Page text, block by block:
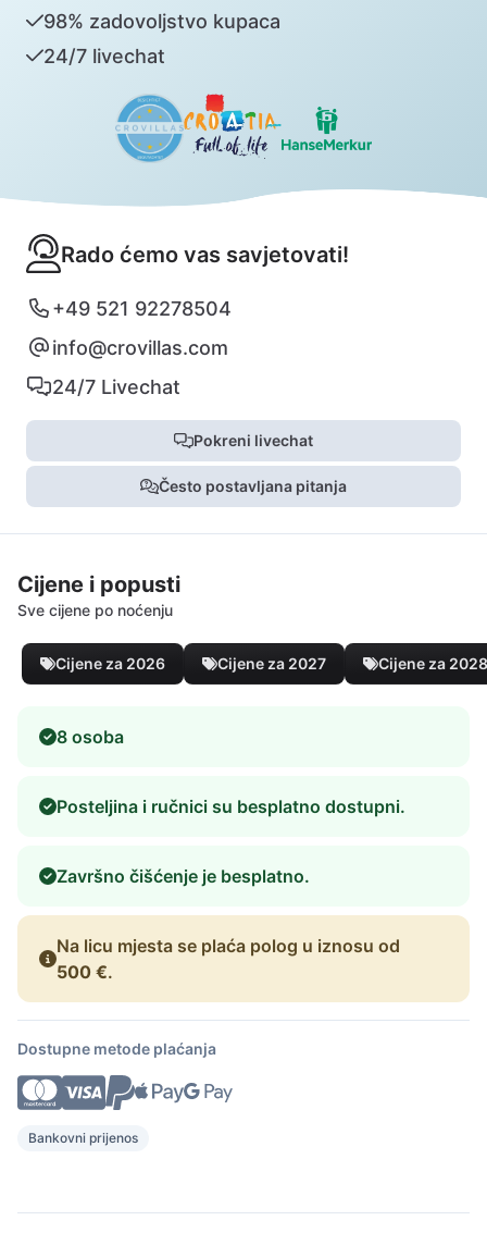
98% zadovoljstvo kupaca
24/7 livechat
Rado ćemo vas savjetovati!
+49 521 92278504
info@crovillas.com
24/7 Livechat
Pokreni livechat
Često postavljana pitanja
Cijene i popusti
Sve cijene po noćenju
Cijene za 2026 Cijene za 2027 Cijene za 2028
8 osoba
Posteljina i ručnici su besplatno dostupni.
Završno čišćenje je besplatno.
Na licu mjesta se plaća polog u iznosu od
500 €.
Dostupne metode plaćanja
Bankovni prijenos